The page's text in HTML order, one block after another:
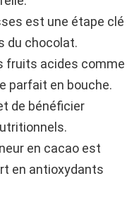
est une étape clé
du chocolat.
fruits acides comme
parfait en bouche.
de bénéficier
en cacao est
en antioxydants